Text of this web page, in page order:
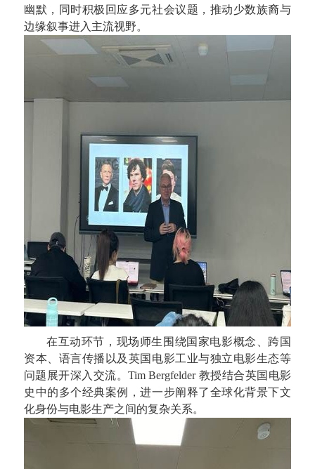
幽默，同时积极回应多元社会议题，推动少数族裔与
边缘叙事进入主流视野。
在互动环节，现场师生围绕国家电影概念、跨国
资本、语言传播以及英国电影工业与独立电影生态等
问题展开深入交流。 Tim Bergfelder 教授结合英国电影
史中的多个经典案例，进一步阐释了全球化背景下文
化身份与电影生产之间的复杂关系。